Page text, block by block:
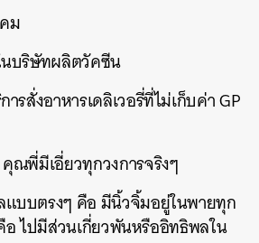
ม
บริษัทผลิตวัคซีน
รสั่งอาหารเดลิเวอรี่ที่ไม่เก็บค่าGP
คุณพี่มีเอี่ยวทุกวงการจริงๆ
บบตรงๆ คือ มีนิ้วจิ้มอยู่ในพายทุก
ไปมีส่วนเกี่ยวพันหรืออิทธิพลใน